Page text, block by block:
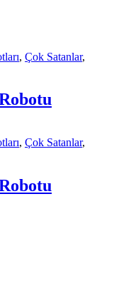
, Çok Satanlar,
, Çok Satanlar,